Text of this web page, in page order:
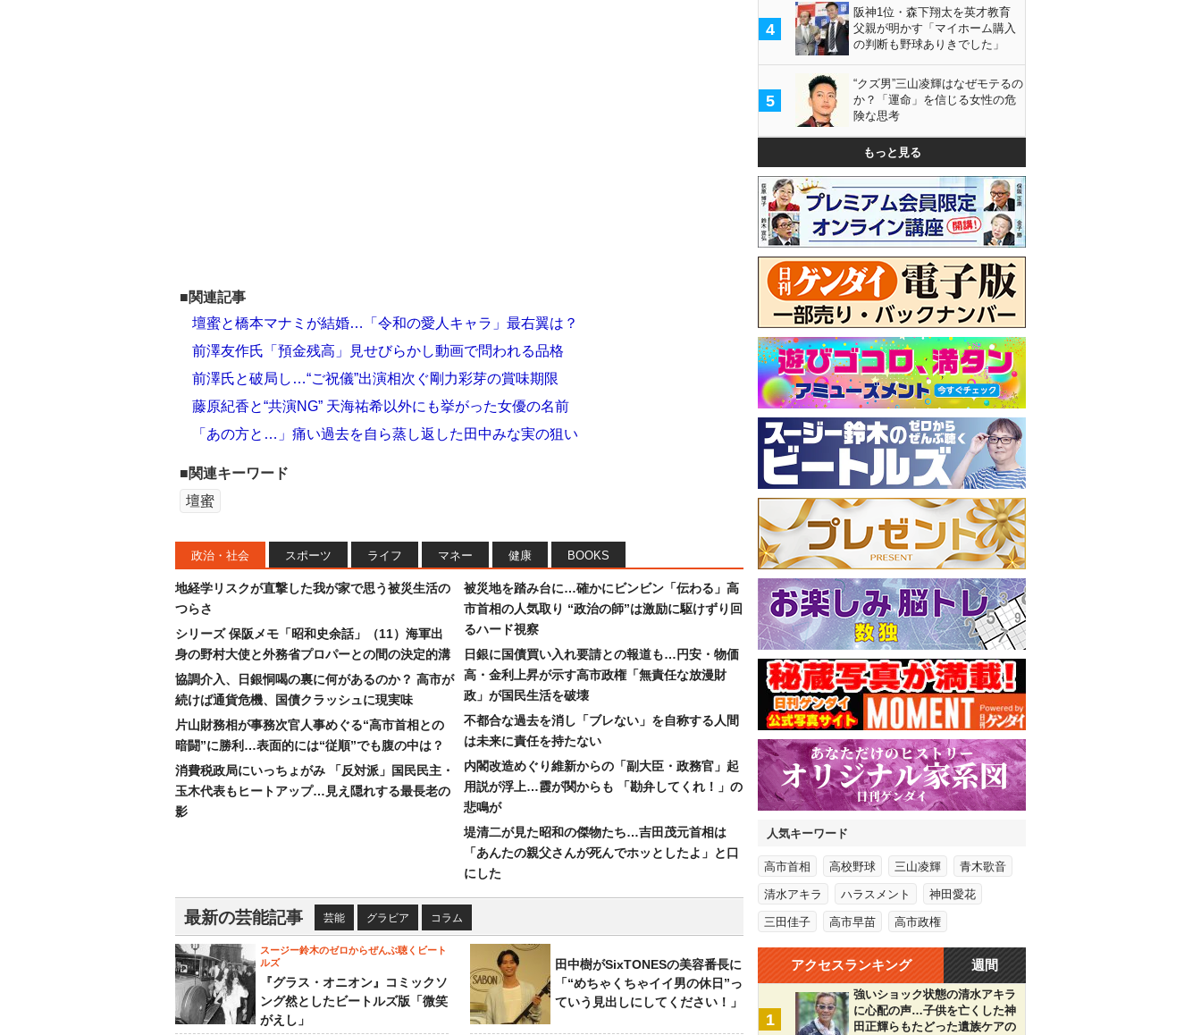
■関連記事
壇蜜と橋本マナミが結婚…「令和の愛人キャラ」最右翼は？
前澤友作氏「預金残高」見せびらかし動画で問われる品格
前澤氏と破局し…“ご祝儀”出演相次ぐ剛力彩芽の賞味期限
藤原紀香と“共演NG” 天海祐希以外にも挙がった女優の名前
「あの方と…」痛い過去を自ら蒸し返した田中みな実の狙い
■関連キーワード
壇蜜
政治・社会 スポーツ ライフ マネー 健康 BOOKS
地経学リスクが直撃した我が家で思う被災生活の
つらさ
シリーズ 保阪メモ「昭和史余話」（11）海軍出
身の野村大使と外務省プロパーとの間の決定的溝
協調介入、日銀恫喝の裏に何があるのか？ 高市が
続けば通貨危機、国債クラッシュに現実味
片山財務相が事務次官人事めぐる“高市首相との
暗闘”に勝利…表面的には“従順”でも腹の中は？
消費税政局にいっちょがみ 「反対派」国民民主・
玉木代表もヒートアップ…見え隠れする最長老の
影
被災地を踏み台に…確かにビンビン「伝わる」高
市首相の人気取り “政治の師”は激励に駆けずり回
るハード視察
日銀に国債買い入れ要請との報道も…円安・物価
高・金利上昇が示す高市政権「無責任な放漫財
政」が国民生活を破壊
不都合な過去を消し「ブレない」を自称する人間
は未来に責任を持たない
内閣改造めぐり維新からの「副大臣・政務官」起
用説が浮上…霞が関からも 「勘弁してくれ！」の
悲鳴が
堤清二が見た昭和の傑物たち…吉田茂元首相は
「あんたの親父さんが死んでホッとしたよ」と口
にした
最新の芸能記事 芸能 グラビア コラム
スージー鈴木のゼロからぜんぶ聴くビート
ルズ
『グラス・オニオン』コミックソ
ング然としたビートルズ版「微笑
がえし」
田中樹がSixTONESの美容番長に
「“めちゃくちゃイイ男の休日”っ
ていう見出しにしてください！」
4
阪神1位・森下翔太を英才教育
父親が明かす「マイホーム購入
の判断も野球ありきでした」
5
“クズ男”三山凌輝はなぜモテるの
か？「運命」を信じる女性の危
険な思考
もっと見る
人気キーワード
高市首相 高校野球 三山凌輝 青木歌音
清水アキラ ハラスメント 神田愛花
三田佳子 高市早苗 高市政権
アクセスランキング 週間
1
強いショック状態の清水アキラ
に心配の声…子供を亡くした神
田正輝らもたどった遺族ケアの